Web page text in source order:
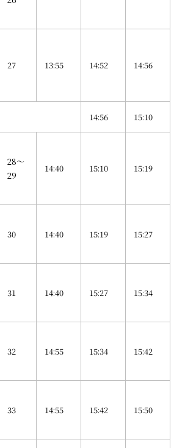
27 13:55 14:52 14:56
14:56 15:10
28～
29
14:40 15:10 15:19
30 14:40 15:19 15:27
31 14:40 15:27 15:34
32 14:55 15:34 15:42
33 14:55 15:42 15:50